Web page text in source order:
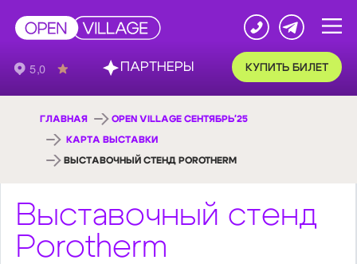
КУПИТЬ БИЛЕТ
ГЛАВНАЯ OPEN VILLAGE СЕНТЯБРЬ'25
КАРТА ВЫСТАВКИ
ВЫСТАВОЧНЫЙ СТЕНД POROTHERM
Выставочный стенд
Porotherm